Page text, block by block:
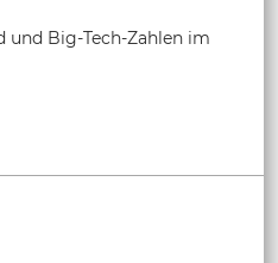
und Big-Tech-Zahlen im